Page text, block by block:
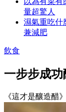
量超驚人
濕氣重吃什
兼減肥
飲食
一步步成
《這才是釀造醋》